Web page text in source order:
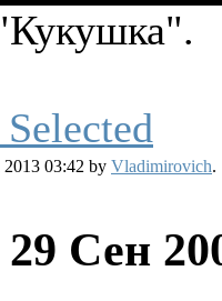
03:42 by Vladimirovich.
29 Сен